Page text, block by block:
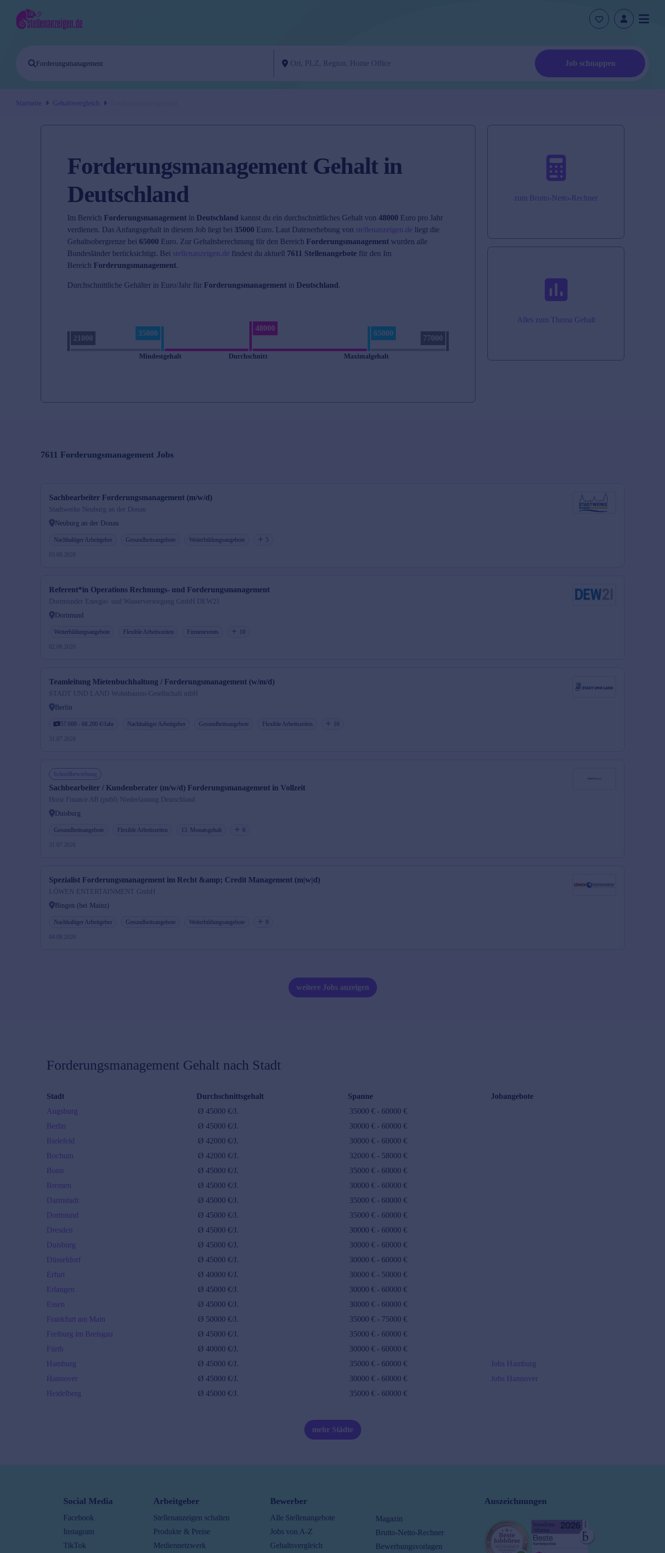
Job schnappen
Startseite Gehaltsvergleich
Forderungsmanagement Gehalt in
Deutschland
Im Bereich Forderungsmanagement in Deutschland kannst du ein durchschnittliches Gehalt von 48000 Euro pro Jahr
verdienen. Das Anfangsgehalt in diesem Job liegt bei 35000 Euro. Laut Datenerhebung von stellenanzeigen.de liegt die
Gehaltsobergrenze bei 65000 Euro. Zur Gehaltsberechnung für den Bereich Forderungsmanagement wurden alle
Bundesländer berücksichtigt. Bei stellenanzeigen.de findest du aktuell 7611 Stellenangebote für den Im
Bereich Forderungsmanagement.
Durchschnittliche Gehälter in Euro/Jahr für Forderungsmanagement in Deutschland.
21000
35000
Mindestgehalt
48000
Durchschnitt
65000
Maximalgehalt
77000
zum Brutto-Netto-Rechner
Alles zum Thema Gehalt
7611 Forderungsmanagement Jobs
Sachbearbeiter Forderungsmanagement (m/w/d)
Stadtwerke Neuburg an der Donau
Neuburg an der Donau
Nachhaltiger Arbeitgeber Gesundheitsangebote Weiterbildungsangebote 5
03.08.2026
Referent*in Operations Rechnungs- und Forderungsmanagement
Dortmunder Energie- und Wasserversorgung GmbH DEW21
Dortmund
Weiterbildungsangebote Flexible Arbeitszeiten Firmenevents 10
02.08.2026
Teamleitung Mietenbuchhaltung / Forderungsmanagement (w/m/d)
STADT UND LAND Wohnbauten-Gesellschaft mbH
Berlin
57.600 - 68.200 €/Jahr Nachhaltiger Arbeitgeber Gesundheitsangebote Flexible Arbeitszeiten 10
31.07.2026
Schnellbewerbung
Sachbearbeiter / Kundenberater (m/w/d) Forderungsmanagement in Vollzeit
Hoist Finance AB (publ) Niederlassung Deutschland
Duisburg
Gesundheitsangebote Flexible Arbeitszeiten 13. Monatsgehalt 6
31.07.2026
Spezialist Forderungsmanagement im Recht &amp; Credit Management (m|w|d)
LÖWEN ENTERTAINMENT GmbH
Bingen (bei Mainz)
Nachhaltiger Arbeitgeber Gesundheitsangebote Weiterbildungsangebote 8
04.08.2026
weitere Jobs anzeigen
Forderungsmanagement Gehalt nach Stadt
Stadt Durchschnittsgehalt Spanne
Jobangebote
Augsburg
Ø45000 €/J. 35000 € - 60000 €
Berlin
Ø45000 €/J. 30000 € - 60000 €
Bielefeld
Ø42000 €/J. 30000 € - 60000 €
Bochum
Ø42000 €/J. 32000 € - 58000 €
Bonn
Ø45000 €/J. 35000 € - 60000 €
Bremen
Ø45000 €/J. 30000 € - 60000 €
Darmstadt
Ø45000 €/J. 35000 € - 60000 €
Dortmund
Ø45000 €/J. 35000 € - 60000 €
Dresden
Ø45000 €/J. 30000 € - 60000 €
Duisburg
Ø45000 €/J. 30000 € - 60000 €
Düsseldorf
Ø45000 €/J. 30000 € - 60000 €
Erfurt
Ø40000 €/J. 30000 € - 50000 €
Erlangen
Ø45000 €/J. 30000 € - 60000 €
Essen
Ø45000 €/J. 30000 € - 60000 €
Frankfurt am Main
Ø 50000 €/J. 35000 € - 75000 €
Freiburg im Breisgau
Ø45000 €/J. 35000 € - 60000 €
Fürth
Ø40000 €/J. 30000 € - 60000 €
Hamburg
Ø45000 €/J. 35000 € - 60000 €
Jobs Hamburg
Hannover
Ø45000 €/J. 30000 € - 60000 €
Jobs Hannover
Heidelberg
Ø45000 €/J. 35000 € - 60000 €
45000€/J.
30000€ -60000
Leipzig
mehr Städte
Social Media
Facebook
Instagram
TikTok
Arbeitgeber
Stellenanzeigen schalten
Produkte & Preise
Mediennetzwerk
Bewerber
Alle Stellenangebote
Jobs von A-Z
Gehaltsvergleich
Magazin
Brutto-Netto-Rechner
Bewerbungsvorlagen
Auszeichnungen